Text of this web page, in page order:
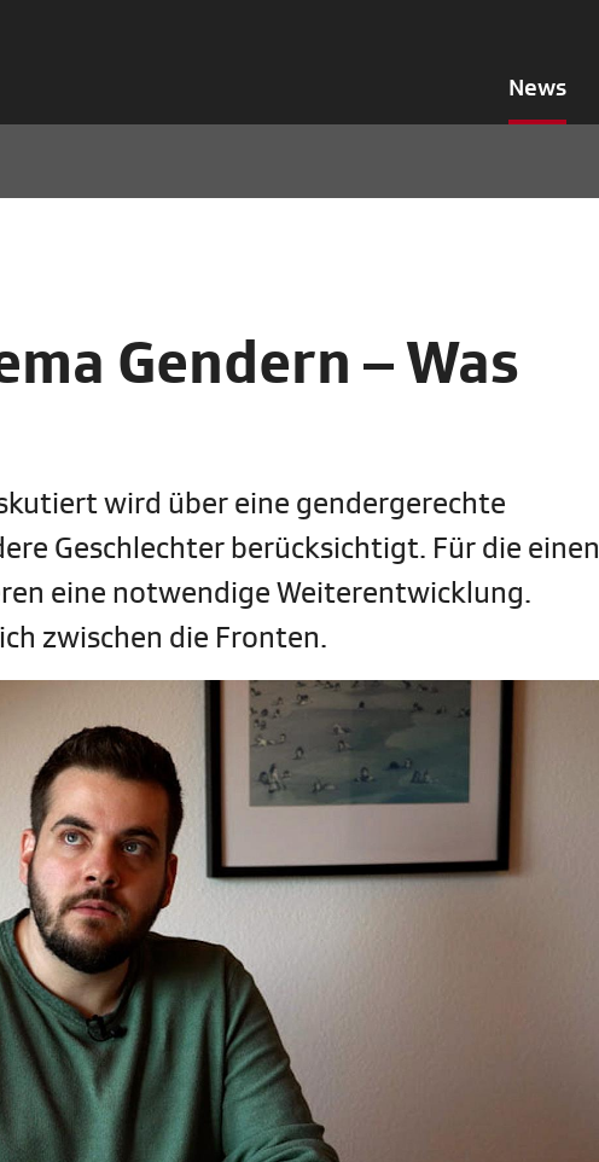
News
Gendern – Was
wird über eine gendergerechte
Geschlechter berücksichtigt. Für die einen
eine notwendige Weiterentwicklung.
zwischen die Fronten.